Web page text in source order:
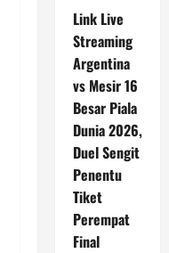
Link Live
Streaming
Argentina
vs Mesir 16
Besar Piala
Dunia 2026,
Duel Sengit
Penentu
Tiket
Perempat
Final